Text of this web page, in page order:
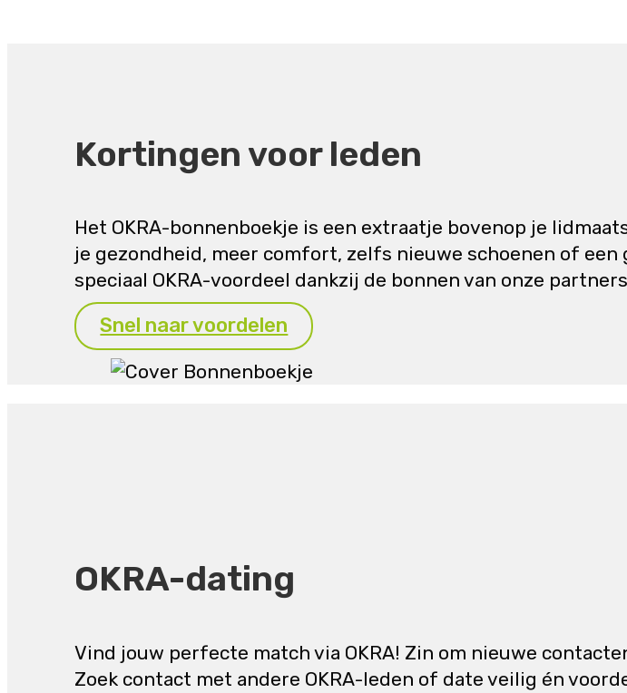
Kortingen voor leden
Het OKRA-bonnenboekje is een extraatje bovenop je
je gezondheid, meer comfort, zelfs nieuwe schoenen of
speciaal OKRA-voordeel dankzij de bonnen van onze
Snel naar voordelen
OKRA-dating
Vind jouw perfecte match via OKRA! Zin om nieuwe
Zoek contact met andere OKRA-leden of date veilig én